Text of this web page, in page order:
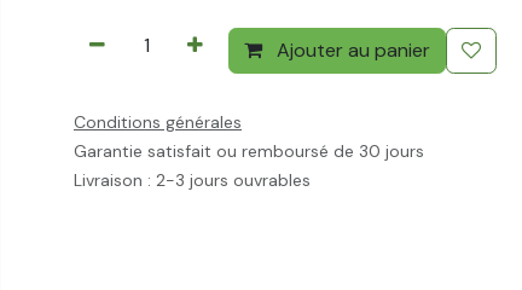
Ajouter au panier
Conditions générales
Garantie satisfait ou remboursé de 30 jours
Livraison : 2-3 jours ouvrables